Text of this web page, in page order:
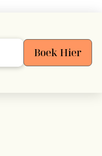
Boek Hier